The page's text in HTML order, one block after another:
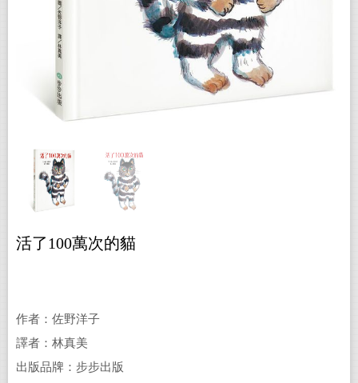
活了100萬次的貓
作者：佐野洋子
譯者：林真美
出版品牌：步步出版